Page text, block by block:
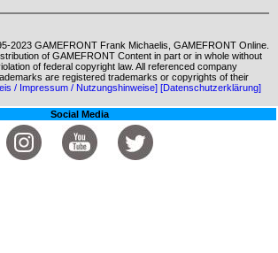
2023 GAMEFRONT Frank Michaelis, GAMEFRONT Online.
of GAMEFRONT Content in part or in whole without
of federal copyright law. All referenced company
are registered trademarks or copyrights of their
/ Impressum / Nutzungshinweise] [Datenschutzerklärung]
Social Media